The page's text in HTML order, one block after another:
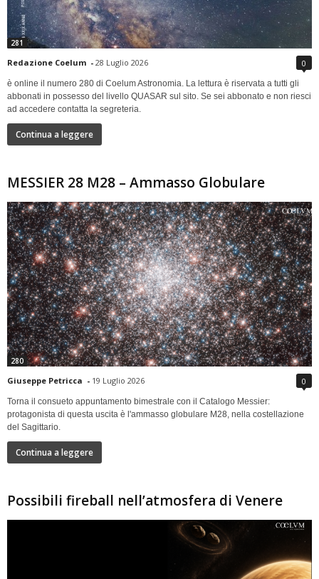
281
Redazione Coelum - 28 Luglio 2026 0
è online il numero 280 di Coelum Astronomia. La lettura è riservata a tutti gli
abbonati in possesso del livello QUASAR sul sito. Se sei abbonato e non riesci
ad accedere contatta la segreteria.
Continua a leggere
MESSIER 28 M28 – Ammasso Globulare
280
Giuseppe Petricca - 19 Luglio 2026 0
Torna il consueto appuntamento bimestrale con il Catalogo Messier:
protagonista di questa uscita è l'ammasso globulare M28, nella costellazione
del Sagittario.
Continua a leggere
Possibili fireball nell’atmosfera di Venere